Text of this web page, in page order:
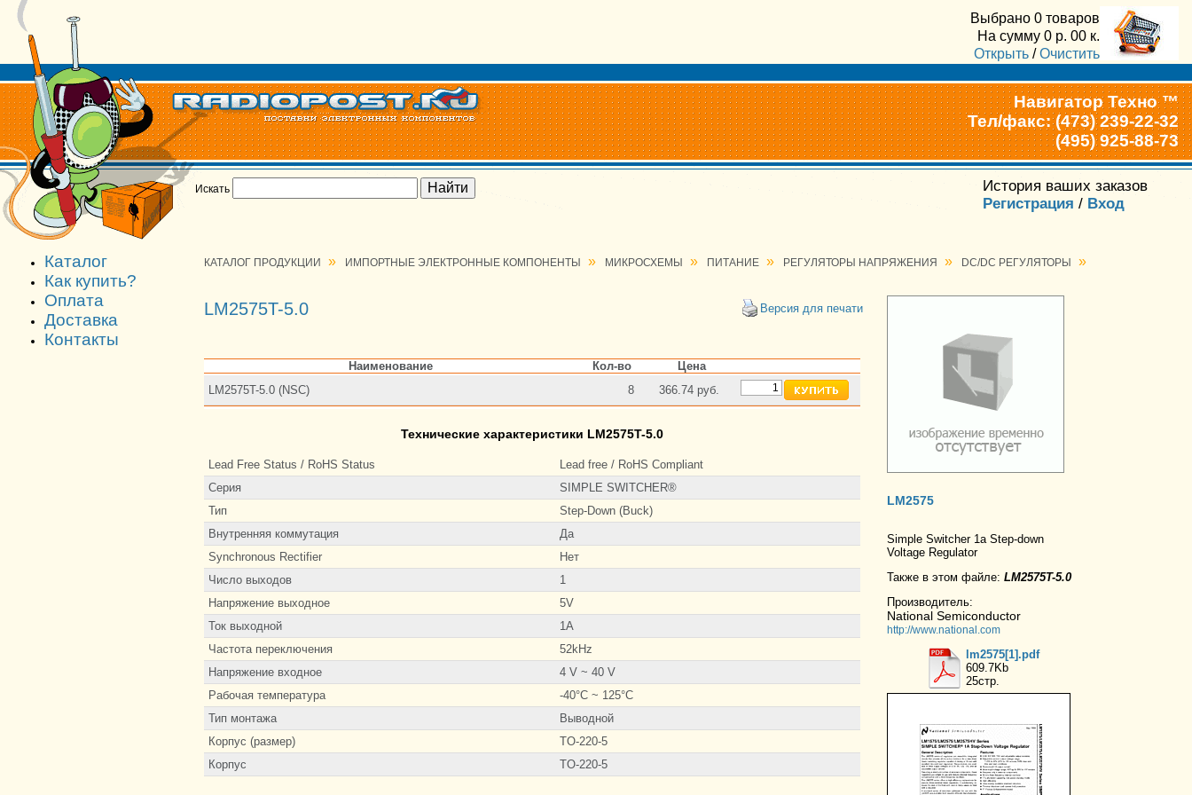
Выбрано 0 товаров
На сумму 0 р. 00 к.
Открыть /Очистить
Навигатор Техно ™
Тел/факс: (473) 239-22-32
(495) 925-88-73
Искать
История ваших заказов
Регистрация / Вход
Каталог
Как купить?
Оплата
Доставка
Контакты
КАТАЛОГ ПРОДУКЦИИ » ИМПОРТНЫЕ ЭЛЕКТРОННЫЕ КОМПОНЕНТЫ » МИКРОСХЕМЫ » ПИТАНИЕ » РЕГУЛЯТОРЫ НАПРЯЖЕНИЯ » DC/DC РЕГУЛЯТОРЫ »
LM2575T-5.0 Версия для печати
Наименование Кол-во
Цена
LM2575T-5.0 (NSC)
8 366.74 руб.
Технические характеристики LM2575T-5.0
Lead Free Status / RoHS Status
Lead free / RoHS Compliant
Серия
SIMPLE SWITCHER®
Тип
Step-Down (Buck)
Внутренняя коммутация
Да
Synchronous Rectifier
Нет
Число выходов
1
Напряжение выходное
5V
Ток выходной
1A
Частота переключения
52kHz
Напряжение входное
4 V ~ 40 V
Рабочая температура
-40°C ~ 125°C
Тип монтажа
Выводной
Корпус (размер)
TO-220-5
Корпус
TO-220-5
LM2575
Simple Switcher 1a Step-down
Voltage Regulator
Также в этом файле: LM2575T-5.0
Производитель:
National Semiconductor
http://www.national.com
lm2575[1].pdf
609.7Kb
25стр.